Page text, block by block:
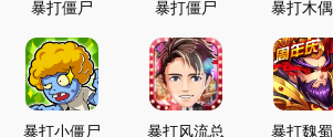
暴打僵尸
暴打僵尸
暴打木
暴打小僵尸
暴打风流总
暴打魏